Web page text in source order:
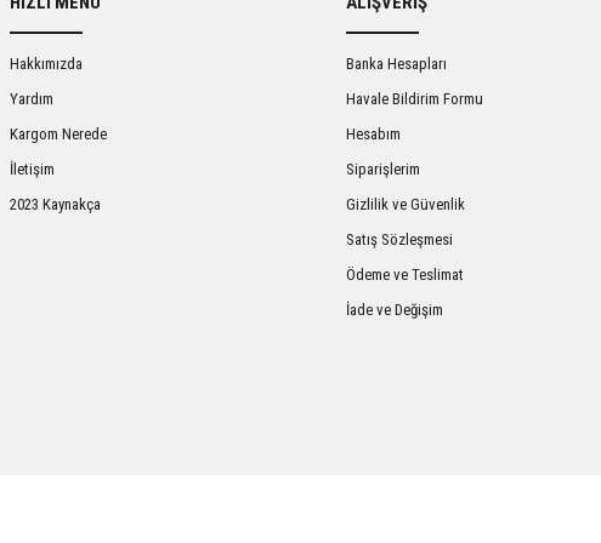
Gönder
Hakkımızda
Yardım
Kargom Nerede
İletişim
2023 Kaynakça
Banka Hesapları
Havale Bildirim Formu
Hesabım
Siparişlerim
Gizlilik ve Güvenlik
Satış Sözleşmesi
Ödeme ve Teslimat
İade ve Değişim